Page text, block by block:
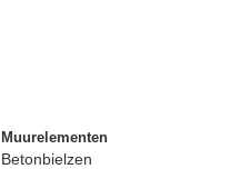
Muurelementen
Betonbielzen